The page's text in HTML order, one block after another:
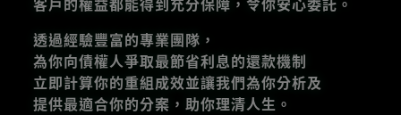
透過經驗豐富的專業團隊，
為你向債權人爭取最節省利息的還款機制
立即計算你的重組成效並讓我們為你分析及
提供最適合你的分案，助你理清人生。